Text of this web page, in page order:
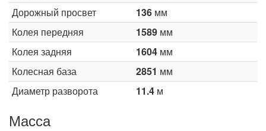
Дорожный просвет
136 мм
Колея передняя
1589 мм
Колея задняя
1604 мм
Колесная база
2851 мм
Диаметр разворота
11.4 м
Масса